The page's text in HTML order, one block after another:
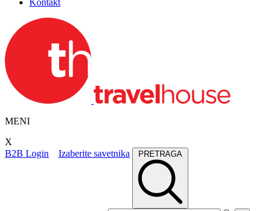
MENI
X
B2B Login
Izaberite savetnika PRETRAGA